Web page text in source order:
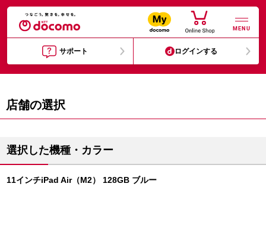
MENU
サポート ログインする
店舗の選択
選択した機種・カラー
11インチiPad Air（M2） 128GB ブルー